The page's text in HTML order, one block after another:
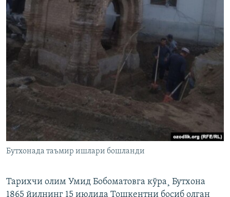
Бутхонада таъмир ишлари бошланди
Тарихчи олим Умид Бобоматовга кўра¸ Бутхона
1865 йилнинг 15 июлида Тошкентни босиб олган